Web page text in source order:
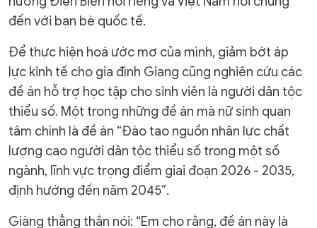
đến với bạn bè quốc tế.
Để thực hiện hoá ước mơ của mình, giảm bớt áp
lực kinh tế cho gia đình Giang cũng nghiên cứu các
đề án hỗ trợ học tập cho sinh viên là người dân tộc
thiểu số. Một trong những đề án mà nữ sinh quan
tâm chính là đề án “Đào tạo nguồn nhân lực chất
lượng cao người dân tộc thiểu số trong một số
ngành, lĩnh vực trọng điểm giai đoạn 2026 - 2035,
định hướng đến năm 2045”.
Giàng thẳng thắn nói: “Em cho rằng, đề án này là